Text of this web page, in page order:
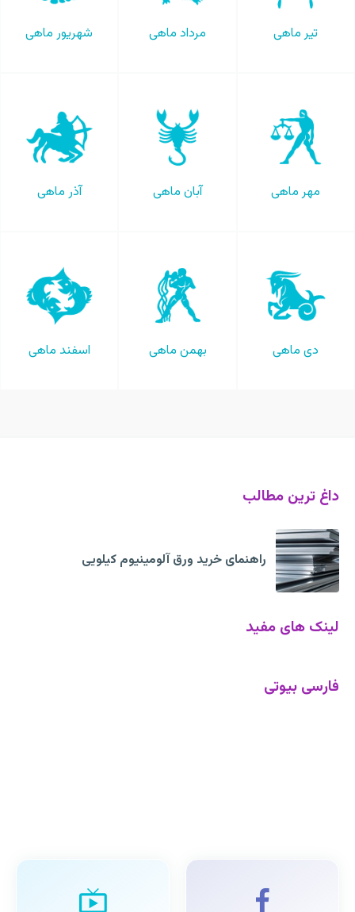
تیر ماهی مرداد ماهی شهریور ماهی
مهر ماهی آبان ماهی آذر ماهی
دی ماهی بهمن ماهی اسفند ماهی
داغ ترین مطالب
راهنمای خرید ورق آلومینیوم کیلویی
لینک های مفید
فارسی بیوتی